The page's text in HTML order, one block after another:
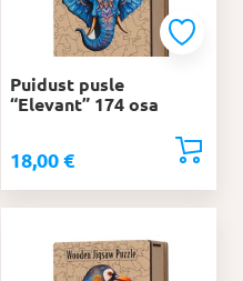
Puidust pusle
“Elevant” 174 osa
18,00€